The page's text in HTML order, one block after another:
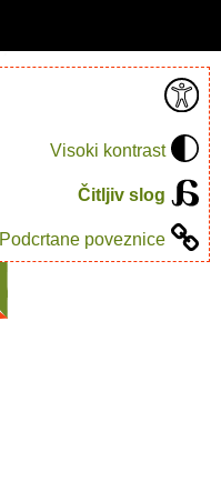
Visoki kontrast
Čitljiv slog
Podcrtane poveznice